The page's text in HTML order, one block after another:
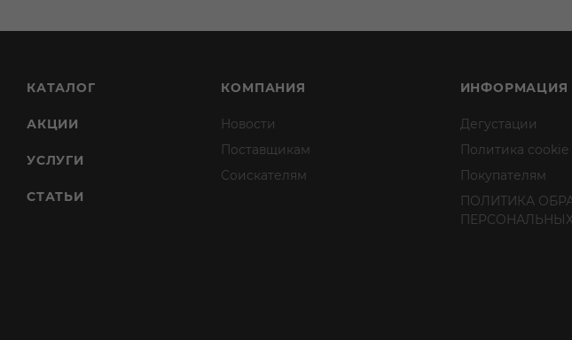
КАТАЛОГ
АКЦИИ
УСЛУГИ
СТАТЬИ
КОМПАНИЯ
Новости
Поставщикам
Соискателям
ИНФОРМАЦИЯ
Дегустации
Политика cookie
Покупателям
ПОЛИТИКА